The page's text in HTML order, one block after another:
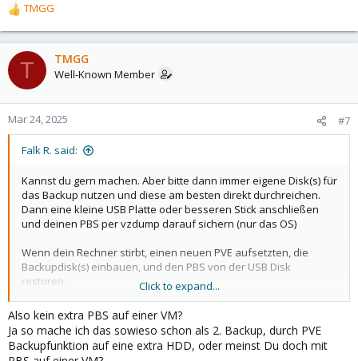
R
e
a
c
t
o
n
TMGG
T TMGG
Well-Known Member
Mar 24, 2025 #7
Falk R. said:
Kannst du gern machen. Aber bitte dann immer eigene Disk(s) für
das Backup nutzen und diese am besten direkt durchreichen.
Dann eine kleine USB Platte oder besseren Stick anschließen
und deinen PBS per vzdump darauf sichern (nur das OS)
Wenn dein Rechner stirbt, einen neuen PVE aufsetzten, die
Backupdisk(s) einbauen, und den PBS von der USB Disk
restoren.
Dann hast du wieder alles am laufen und kannst den Rest
restoren.
Click to expand...
Also kein extra PBS auf einer VM?
Ja so mache ich das sowieso schon als 2. Backup, durch PVE
Backupfunktion auf eine extra HDD, oder meinst Du doch mit